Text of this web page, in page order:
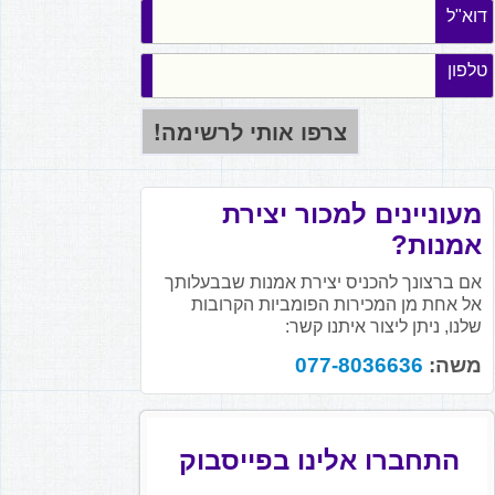
דוא"ל
טלפון
מעוניינים למכור יצירת
אמנות?
אם ברצונך להכניס יצירת אמנות שבבעלותך
אל אחת מן המכירות הפומביות הקרובות
שלנו, ניתן ליצור איתנו קשר:
משה: 077-8036636
התחברו אלינו בפייסבוק